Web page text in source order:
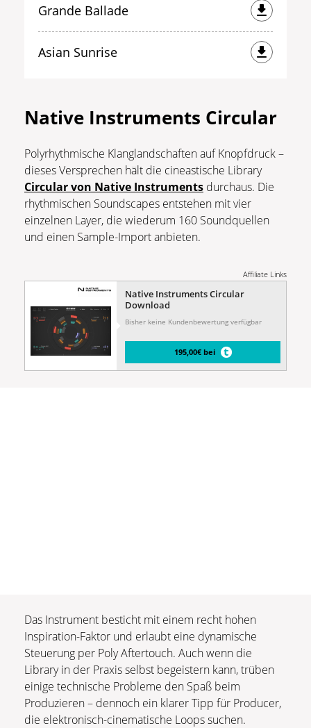
Grande Ballade
Asian Sunrise
Native Instruments Circular
Polyrhythmische Klanglandschaften auf Knopfdruck –
dieses Versprechen hält die cineastische Library
Circular von Native Instruments durchaus. Die
rhythmischen Soundscapes entstehen mit vier
einzelnen Layer, die wiederum 160 Soundquellen
und einen Sample-Import anbieten.
Affiliate Links
Native Instruments Circular
Download
Bisher keine Kundenbewertung verfügbar
195,00€ bei
Das Instrument besticht mit einem recht hohen
Inspiration-Faktor und erlaubt eine dynamische
Steuerung per Poly Aftertouch. Auch wenn die
Library in der Praxis selbst begeistern kann, trüben
einige technische Probleme den Spaß beim
Produzieren – dennoch ein klarer Tipp für Producer,
die elektronisch-cinematische Loops suchen.